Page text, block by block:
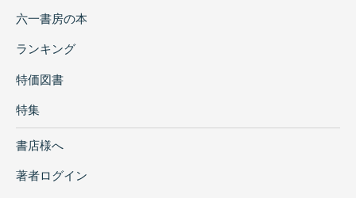
六一書房の本
ランキング
特価図書
特集
書店様へ
著者ログイン